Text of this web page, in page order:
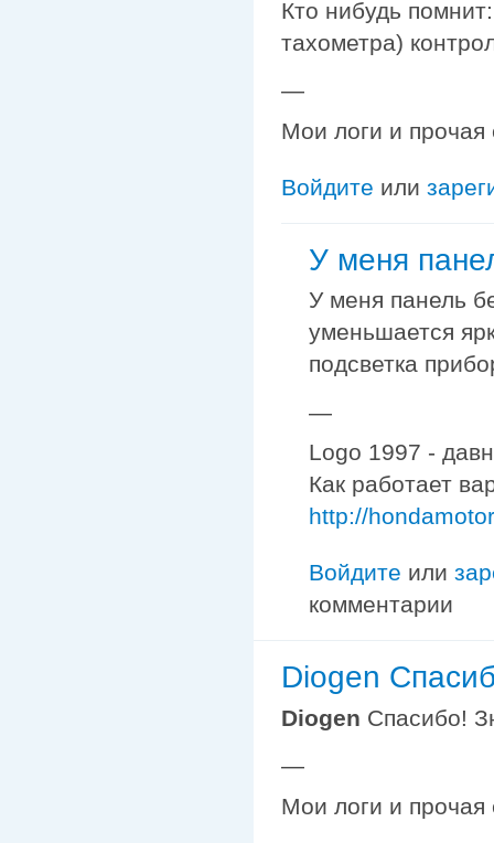
Кто нибудь
тахометра)
—
Мои логи и
Войдите или
У меня
У меня панель
уменьшается
подсветка
—
Logo 1997 -
Как работает
http://
Войдите или
комментарии
Diogen
Diogen Спасибо!
—
Мои логи и